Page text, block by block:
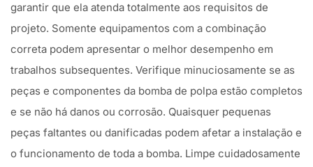
garantir que ela atenda totalmente aos requisitos de
projeto. Somente equipamentos com a combinação
correta podem apresentar o melhor desempenho em
trabalhos subsequentes. Verifique minuciosamente se as
peças e componentes da bomba de polpa estão completos
e se não há danos ou corrosão. Quaisquer pequenas
peças faltantes ou danificadas podem afetar a instalação e
o funcionamento de toda a bomba. Limpe cuidadosamente